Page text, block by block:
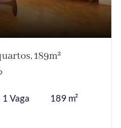
189m²
1 Vaga 189 m²